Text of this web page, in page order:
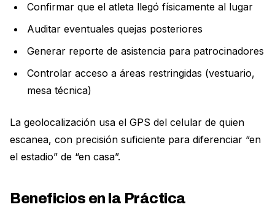
Confirmar que el atleta llegó físicamente al lugar
Auditar eventuales quejas posteriores
Generar reporte de asistencia para patrocinadores
Controlar acceso a áreas restringidas (vestuario,
mesa técnica)
La geolocalización usa el GPS del celular de quien
escanea, con precisión suficiente para diferenciar “en
el estadio” de “en casa”.
Beneficios en la Práctica